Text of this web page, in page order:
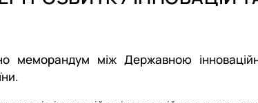
D4 «Публічне
виробничій та інноваційній сферах
між Державною